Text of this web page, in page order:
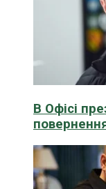
В Офісі